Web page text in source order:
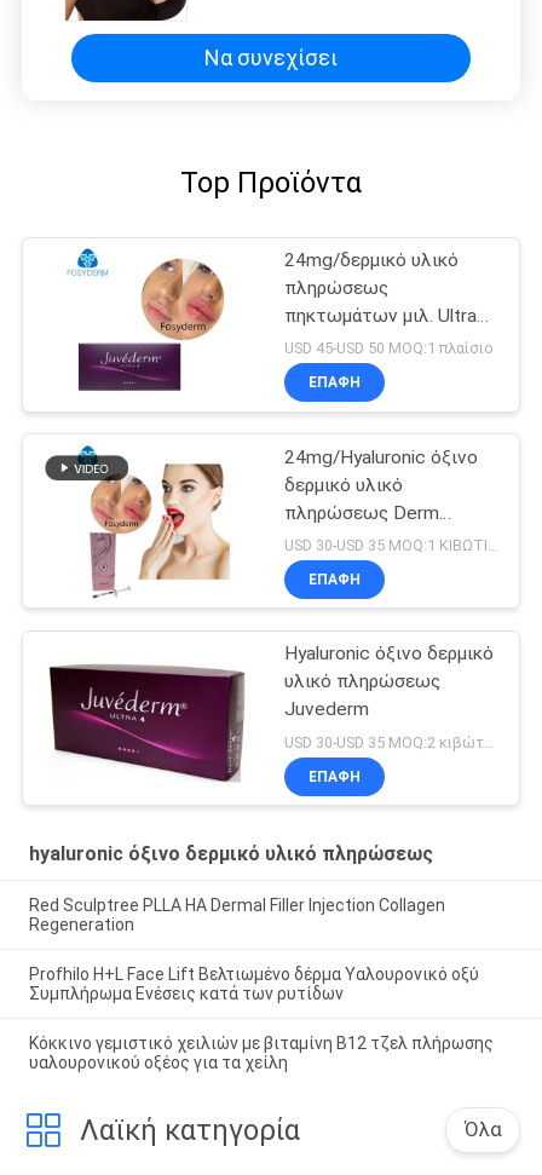
Να συνεχίσει
Top Προϊόντα
24mg/δερμικό υλικό
πληρώσεως
πηκτωμάτων μιλ. Ultra4
εκχύσιμο Hyaluronic
όξινο για τα χείλια
2*1ml
USD 45-USD 50 MOQ:1 πλαίσιο
ΕΠΑΦΉ
24mg/Hyaluronic όξινο
δερμικό υλικό
πληρώσεως Derm
συρίγγων μιλ. 2ml
USD 30-USD 35 MOQ:1 ΚΙΒΩΤΙΟ
ΕΠΑΦΉ
Hyaluronic όξινο δερμικό
υλικό πληρώσεως
Juvederm
USD 30-USD 35 MOQ:2 κιβώτιο
ΕΠΑΦΉ
hyaluronic όξινο δερμικό υλικό πληρώσεως
Red Sculptree PLLA HA Dermal Filler Injection Collagen
Regeneration
Profhilo H+L Face Lift Βελτιωμένο δέρμα Υαλουρονικό οξύ
Συμπλήρωμα Ενέσεις κατά των ρυτίδων
Κόκκινο γεμιστικό χειλιών με βιταμίνη Β12 τζελ πλήρωσης
υαλουρονικού οξέος για τα χείλη
Λαϊκή κατηγορία Όλα